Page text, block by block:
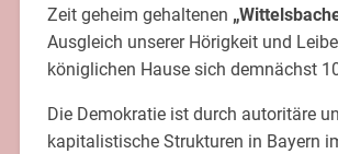
Zeit geheim gehaltenen
Ausgleich unserer Hörigkeit und
königlichen Hause sich demnächst
Die Demokratie ist durch autoritäre
kapitalistische Strukturen in Bayern